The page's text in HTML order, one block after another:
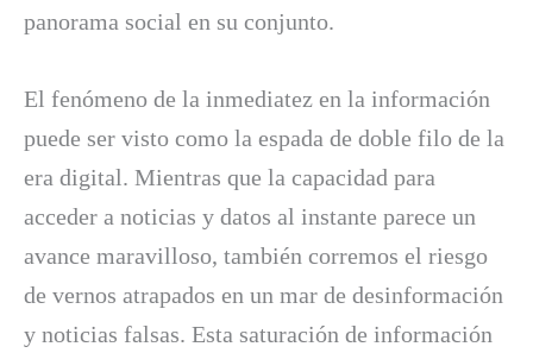
panorama social en su conjunto.
El fenómeno de la inmediatez en la información
puede ser visto como la espada de doble filo de la
era digital. Mientras que la capacidad para
acceder a noticias y datos al instante parece un
avance maravilloso, también corremos el riesgo
de vernos atrapados en un mar de desinformación
y noticias falsas. Esta saturación de información